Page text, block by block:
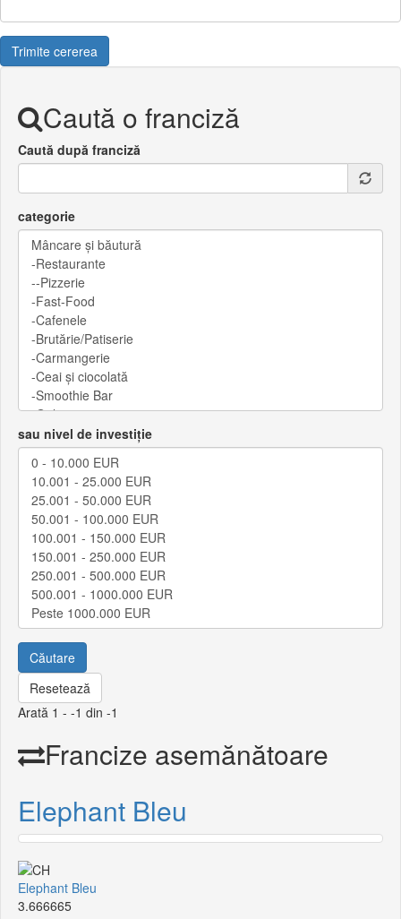
Trimite cererea
Caută o franciză
Caută după franciză
categorie
sau nivel de investiție
Căutare
Resetează
Arată 1 - -1 din -1
Francize asemănătoare
Elephant Bleu
Elephant Bleu
3.666665